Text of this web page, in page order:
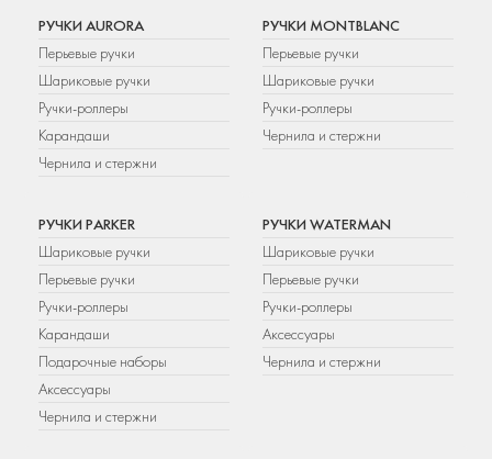
РУЧКИ AURORA
Перьевые ручки
Шариковые ручки
Ручки-роллеры
Карандаши
Чернила и стержни
РУЧКИ MONTBLANC
Перьевые ручки
Шариковые ручки
Ручки-роллеры
Чернила и стержни
РУЧКИ PARKER
Шариковые ручки
Перьевые ручки
Ручки-роллеры
Карандаши
Подарочные наборы
Аксессуары
Чернила и стержни
РУЧКИ WATERMAN
Шариковые ручки
Перьевые ручки
Ручки-роллеры
Аксессуары
Чернила и стержни